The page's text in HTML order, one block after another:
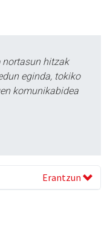
nortasun hitzak
eginda, tokiko
komunikabidea
Erantzun